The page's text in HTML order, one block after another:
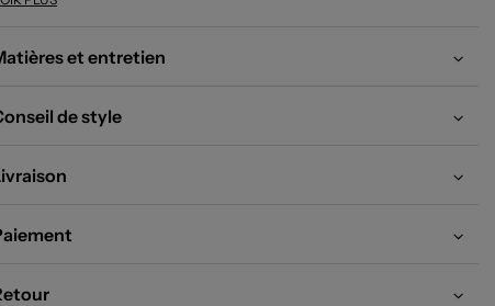
et entretien
de style